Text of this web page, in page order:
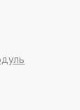
GPS